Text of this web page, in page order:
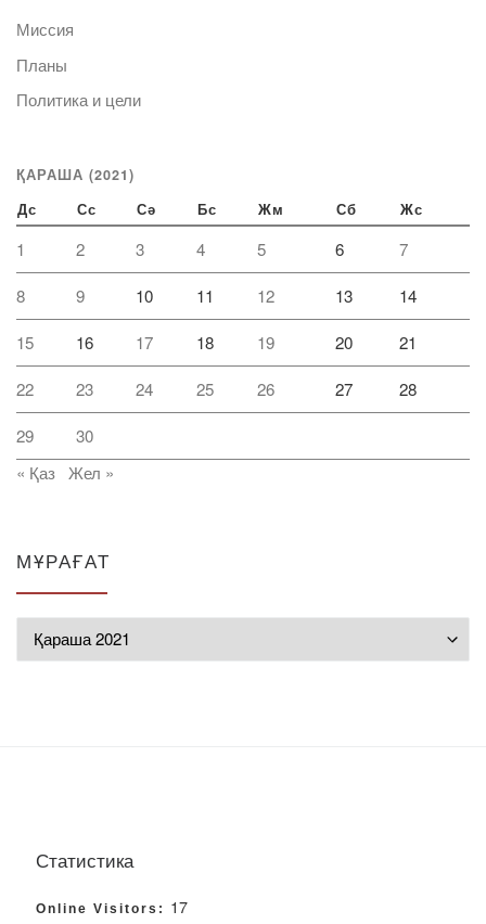
Миссия
Планы
Политика и цели
ҚАРАША (2021)
Дс Сс Сә Бс Жм Сб Жс
1 2 3 4 5 6 7
8 9 10 11 12 13 14
15 16 17 18 19 20 21
22 23 24 25 26 27 28
29
30
« Қаз
Жел »
МҰРАҒАТ
Статистика
Online Visitors: 17